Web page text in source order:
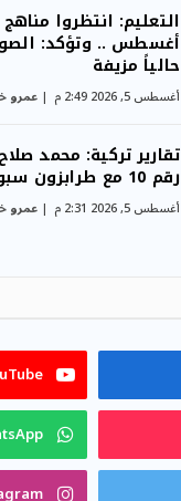
التعليم: انتظروا مناهج
أغسطس .. وتؤكد:
حالياً مزيفة
أغسطس 5, 2026 2:49 م عمرو
تقارير تركية: محمد
رقم 10 مع طرابزون سبور
أغسطس 5, 2026 2:31 م عمرو